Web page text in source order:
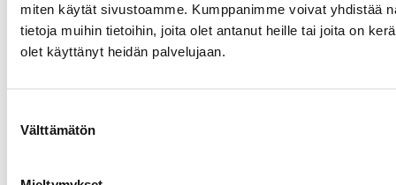
miten käytät sivustoamme. Kumppanimme voivat yhdistää
tietoja muihin tietoihin, joita olet antanut heille tai joita on
olet käyttänyt heidän palvelujaan.
valinta
Välttämätön